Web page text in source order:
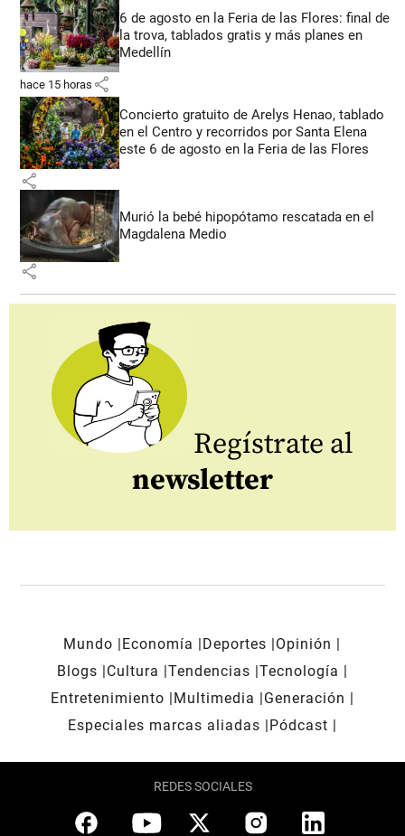
6 de agosto en la Feria de las Flores: final de
la trova, tablados gratis y más planes en
Medellín
hace 15 horas share
Concierto gratuito de Arelys Henao, tablado
en el Centro y recorridos por Santa Elena
este 6 de agosto en la Feria de las Flores
share
Murió la bebé hipopótamo rescatada en el
Magdalena Medio
share
Regístrate al
newsletter
Mundo Economía Deportes
Opinión
Blogs
Cultura Tendencias Tecnología
Entretenimiento
Multimedia
Generación
Especiales marcas aliadas
Pódcast
REDES SOCIALES